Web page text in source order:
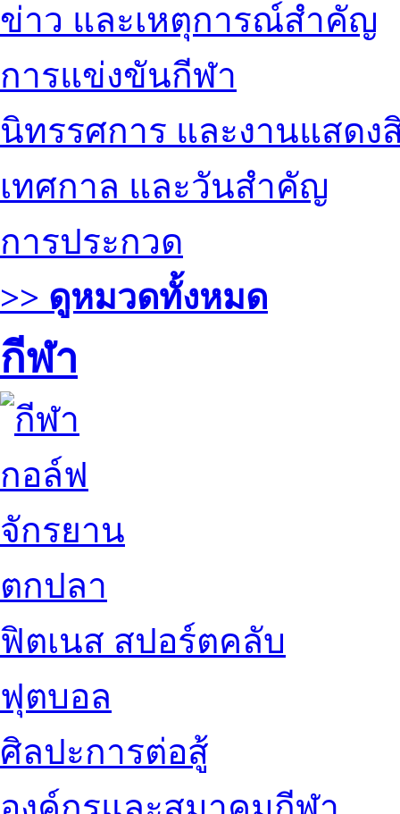
ข่าว และเหตุการณ์สำคัญ
การแข่งขันกีฬา
นิทรรศการ และงานแสดง
เทศกาล และวันสำคัญ
การประกวด
>> ดูหมวดทั้งหมด
กีฬา
กอล์ฟ
จักรยาน
ตกปลา
ฟิตเนส สปอร์ตคลับ
ฟุตบอล
ศิลปะการต่อสู้